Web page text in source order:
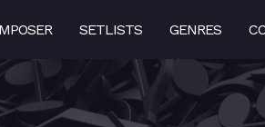
SETLISTS GENRES